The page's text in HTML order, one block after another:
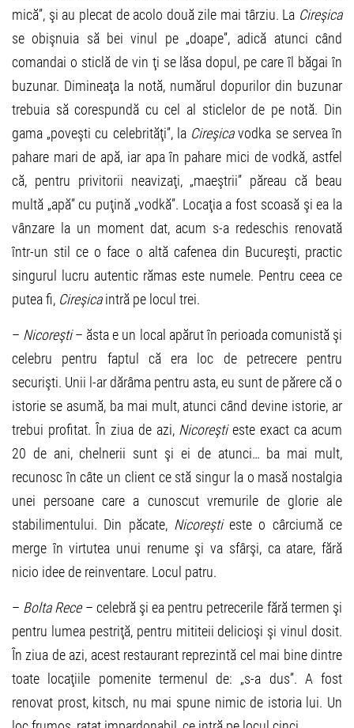
mică”, şi au plecat de acolo două zile mai târziu. La Cireşica
se obişnuia să bei vinul pe „doape”, adică atunci când
comandai o sticlă de vin ţi se lăsa dopul, pe care îl băgai în
buzunar. Dimineaţa la notă, numărul dopurilor din buzunar
trebuia să corespundă cu cel al sticlelor de pe notă. Din
gama „poveşti cu celebrităţi”, la Cireşicavodka se servea în
pahare mari de apă, iar apa în pahare mici de vodkă, astfel
că, pentru privitorii neavizaţi, „maeştrii” păreau că beau
multă „apă” cu puţină „vodkă”. Locaţia a fost scoasă şi ea la
vânzare la un moment dat, acum s-a redeschis renovată
într-un stil ce o face o altă cafenea din Bucureşti, practic
singurul lucru autentic rămas este numele. Pentru ceea ce
putea fi, Cireşicaintră pe locul trei.
– Nicoreşti– ăsta e un local apărut în perioada comunistă şi
celebru pentru faptul că era loc de petrecere pentru
securişti. Unii l-ar dărâma pentru asta, eu sunt de părere că o
istorie se asumă, ba mai mult, atunci când devine istorie, ar
trebui profitat. În ziua de azi, Nicoreştieste exact ca acum
20 de ani, chelnerii sunt şi ei de atunci… ba mai mult,
recunosc în câte un client ce stă singur la o masă nostalgia
unei persoane care a cunoscut vremurile de glorie ale
stabilimentului. Din păcate, Nicoreştieste o cârciumă ce
merge în virtutea unui renume şi va sfârşi, ca atare, fără
nicio idee de reinventare. Locul patru.
– Bolta Rece– celebră şi ea pentru petrecerile fără termen şi
pentru lumea pestriţă, pentru mititeii delicioşi şi vinul dosit.
În ziua de azi, acest restaurant reprezintă cel mai bine dintre
toate locaţiile pomenite termenul de: „s-a dus”. A fost
renovat prost, kitsch, nu mai spune nimic de istoria lui. Un